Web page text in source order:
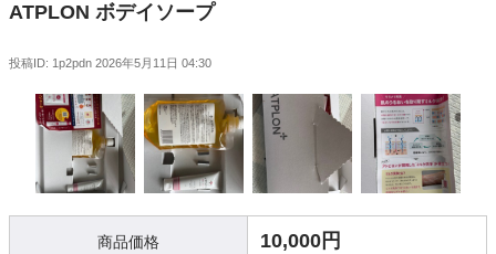
ATPLON ボデイソープ
投稿ID: 1p2pdn 2026年5月11日 04:30
商品価格 10,000円